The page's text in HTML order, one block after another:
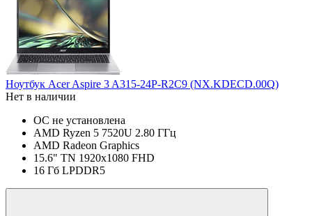
Ноутбук Acer Aspire 3 A315-24P-R2C9 (NX.KDECD.00Q)
Нет в наличии
ОС не установлена
AMD Ryzen 5 7520U 2.80 ГГц
AMD Radeon Graphics
15.6" TN 1920x1080 FHD
16 Гб LPDDR5